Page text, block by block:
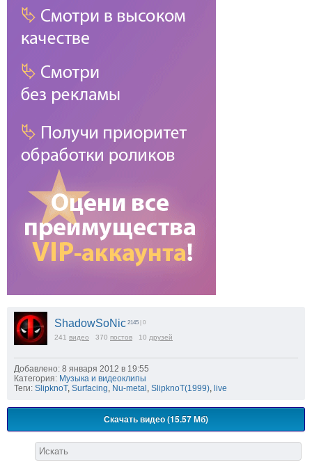
ShadowSoNic 2145 | 0
241 видео 370 постов 10 друзей
Добавлено: 8 января 2012 в 19:55
Категория: Музыка и видеоклипы
Теги: SlipknoT, Surfacing Nu-metal SlipknoT(1999) live
Скачать видео (15.57 Мб)